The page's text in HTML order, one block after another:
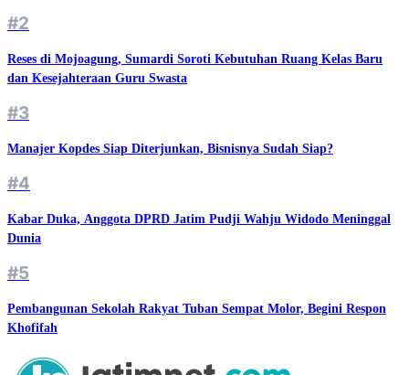
#2
Reses di Mojoagung, Sumardi Soroti Kebutuhan Ruang Kelas Baru
dan Kesejahteraan Guru Swasta
#3
Manajer Kopdes Siap Diterjunkan, Bisnisnya Sudah Siap?
#4
Kabar Duka, Anggota DPRD Jatim Pudji Wahju Widodo Meninggal
Dunia
#5
Pembangunan Sekolah Rakyat Tuban Sempat Molor, Begini Respon
Khofifah